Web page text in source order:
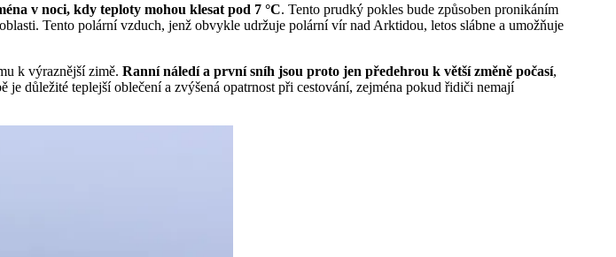
v noci, kdy teploty mohou klesat pod 7 °C. Tento prudký pokles bude způsoben pronikáním
Tento polární vzduch, jenž obvykle udržuje polární vír nad Arktidou, letos slábne a umožňuje
k výraznější zimě. Ranní náledí a první sníh jsou proto jen předehrou k větší změně počasí,
důležité teplejší oblečení a zvýšená opatrnost při cestování, zejména pokud řidiči nemají